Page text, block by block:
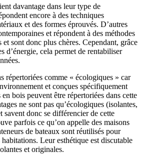
davantage dans leur type de
encore à des techniques
et des formes éprouvés. D’autres
et répondent à des méthodes
sont donc plus chères. Cependant, grâce
d’énergie, cela permet de rentabiliser
répertoriées comme « écologiques » car
et conçues spécifiquement
bois peuvent être répertoriées dans cette
ne sont pas qu’écologiques (isolantes,
savent donc se différencier de cette
parfois ce qu’on appelle des maisons
de bateaux sont réutilisés pour
Leur esthétique est discutable
et originales.